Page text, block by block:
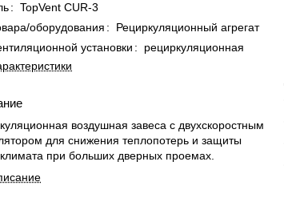
: TopVent CUR-3
оборудования :
Рециркуляционный агрегат
установки :
рециркуляционная
воздушная завеса с двухскоростным
для снижения теплопотерь и защиты
при больших дверных проемах.